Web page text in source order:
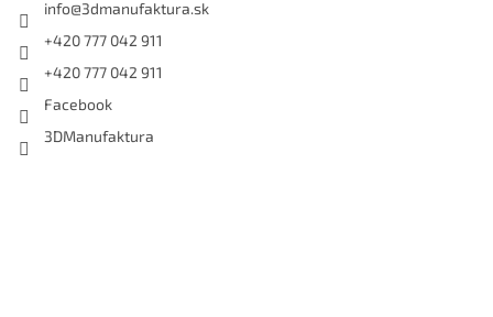
info@3dmanufaktura.sk
+420 777 042 911
+420 777 042 911
Facebook
3DManufaktura